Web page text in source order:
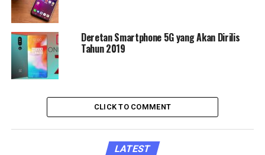
Deretan Smartphone 5G yang Akan Dirilis
Tahun 2019
CLICK TO COMMENT
LATEST